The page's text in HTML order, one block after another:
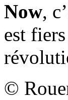
Now,
est
©